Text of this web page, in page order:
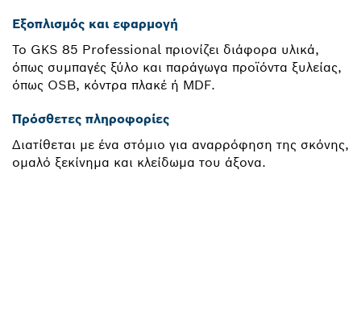
Εξοπλισμός και εφαρμογή
Το GKS 85 Professional πριονίζει διάφορα υλικά,
όπως συμπαγές ξύλο και παράγωγα προϊόντα ξυλείας,
όπως OSB, κόντρα πλακέ ή MDF.
Πρόσθετες πληροφορίες
Διατίθεται με ένα στόμιο για αναρρόφηση της σκόνης,
ομαλό ξεκίνημα και κλείδωμα του άξονα.